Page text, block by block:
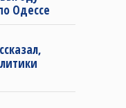
Одессе